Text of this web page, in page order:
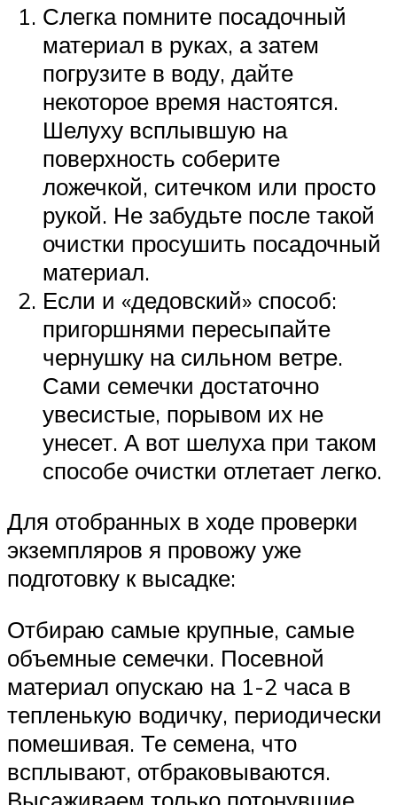
Слегка помните посадочный
материал в руках, а затем
погрузите в воду, дайте
некоторое время настоятся.
Шелуху всплывшую на
поверхность соберите
ложечкой, ситечком или просто
рукой. Не забудьте после такой
очистки просушить посадочный
материал.
Если и «дедовский» способ:
пригоршнями пересыпайте
чернушку на сильном ветре.
Сами семечки достаточно
увесистые, порывом их не
унесет. А вот шелуха при таком
способе очистки отлетает легко.
Для отобранных в ходе проверки
экземпляров я провожу уже
подготовку к высадке:
Отбираю самые крупные, самые
объемные семечки. Посевной
материал опускаю на 1-2 часа в
тепленькую водичку, периодически
помешивая. Те семена, что
всплывают, отбраковываются.